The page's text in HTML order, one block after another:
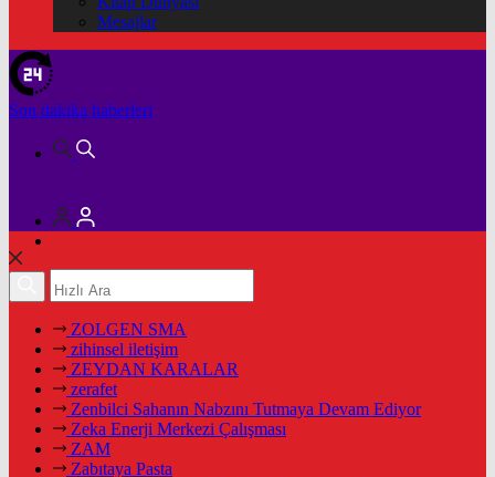
Mesajlar
Son dakika haberleri
ZOLGEN SMA
zihinsel iletişim
ZEYDAN KARALAR
zerafet
Zenbilci Sahanın Nabzını Tutmaya Devam Ediyor
Zeka Enerji Merkezi Çalışması
ZAM
Zabıtaya Pasta